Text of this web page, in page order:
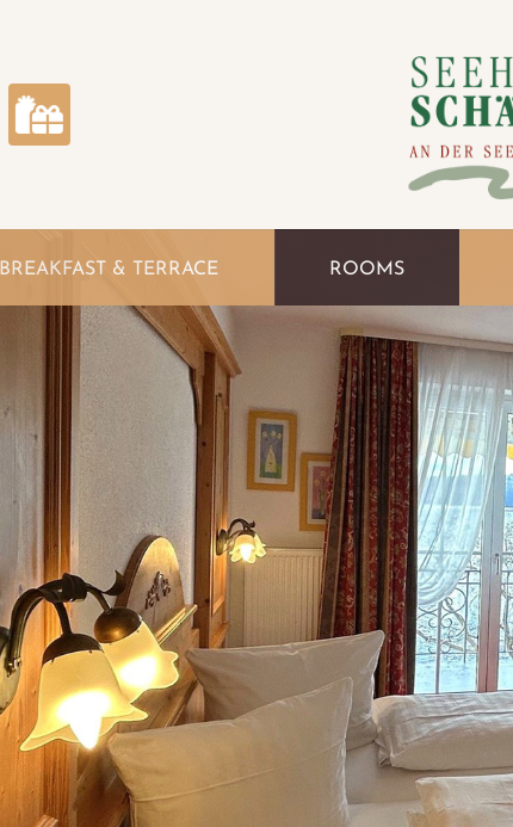
BREAKFAST & TERRACE ROOMS